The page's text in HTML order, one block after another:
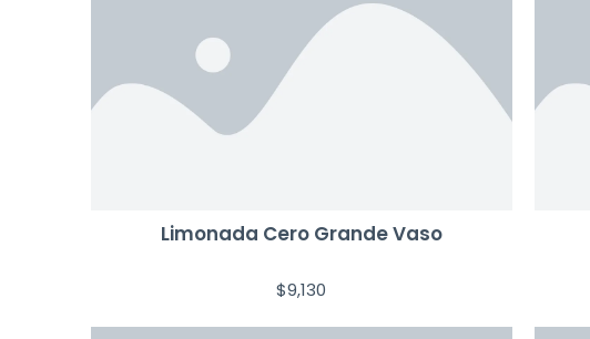
Limonada Cero Grande Vaso
$9,130